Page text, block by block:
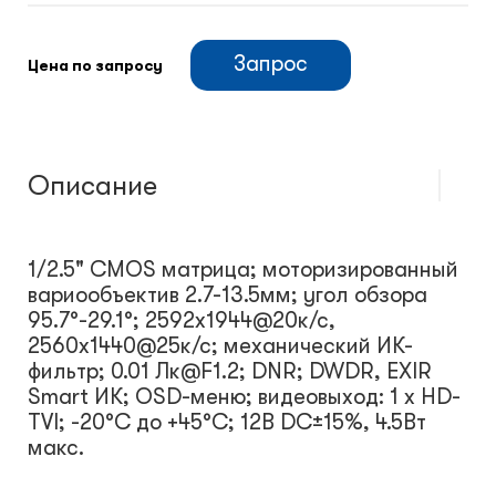
Цена по запросу Запрос
Описание
1/2.5" CMOS матрица; моторизированный
вариообъектив 2.7-13.5мм; угол обзора
95.7°-29.1°; 2592x1944@20к/с,
2560x1440@25к/с; механический ИК-
фильтр; 0.01 Лк@F1.2; DNR; DWDR, EXIR
Smart ИК; OSD-меню; видеовыход: 1 х HD-
TVI; -20°С до +45°С; 12В DC±15%, 4.5Вт
макс.